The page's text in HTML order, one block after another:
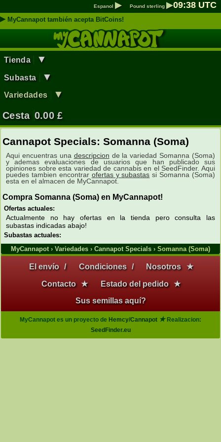
Espanol ▶ Pound sterling ▶09:38 UTC
▶ MyCannapot también acepta BitCoins!
Tienda ▼
Subasta ▼
Variedades ▼
Cesta 0.00£
Cannapot Specials: Somanna (Soma)
Aqui encuentras una descripcion de la variedad Somanna (Soma)
y ademas evaluaciones de usuarios que han publicado sus
opiniones sobre esta variedad de cannabis en el SeedFinder. Aqui
puedes tambien encontrar ofertas y subastas si Somanna (Soma)
esta en el almacen de MyCannapot.
Compra Somanna (Soma) en MyCannapot!
Ofertas actuales:
Actualmente no hay ofertas en la tienda pero consulta las
subastas indicadas abajo!
Subastas actuales:
MyCannapot› Variedades › Cannapot Specials › Somanna (Soma)
El envío / Condiciones / Nosotros ★
Contacto ★ Estado del pedido
★
Sus semillas aquí?
MyCannapot es un proyecto de Hemcy/Cannapot ★Realizacion:
SeedFinder.eu